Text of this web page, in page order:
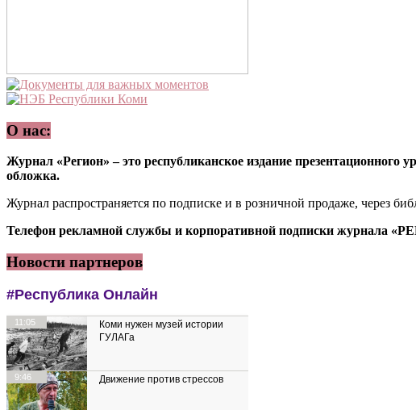
О нас:
Журнал «Регион» – это республиканское издание
обложка.
Журнал распространяется по подписке и в розничной продаже, через
Телефон рекламной службы и корпоративной подписки журнала
Новости партнеров